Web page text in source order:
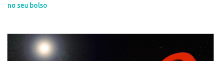
no seu bolso